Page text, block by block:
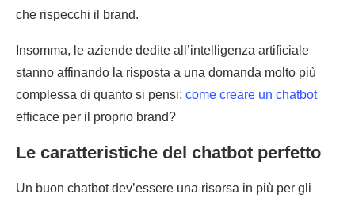
che rispecchi il brand.
Insomma, le aziende dedite all’intelligenza artificiale
stanno affinando la risposta a una domanda molto più
complessa di quanto si pensi: come creare un chatbot
efficace per il proprio brand?
Le caratteristiche del chatbot perfetto
Un buon chatbot dev’essere una risorsa in più per gli